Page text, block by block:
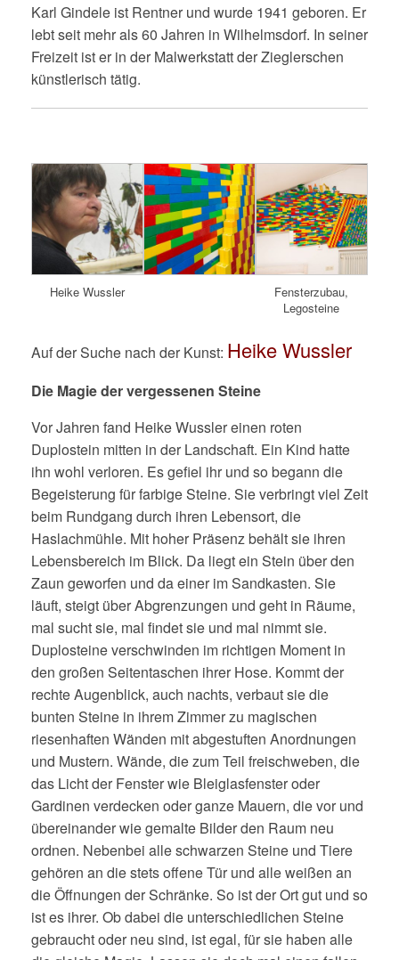
Karl Gindele ist Rentner und wurde 1941 geboren. Er
lebt seit mehr als 60 Jahren in Wilhelmsdorf. In seiner
Freizeit ist er in der Malwerkstatt der Zieglerschen
künstlerisch tätig.
Heike Wussler
Fensterzubau,
Legosteine
Auf der Suche nach der Kunst: Heike Wussler
Die Magie der vergessenen Steine
Vor Jahren fand Heike Wussler einen roten
Duplostein mitten in der Landschaft. Ein Kind hatte
ihn wohl verloren. Es gefiel ihr und so begann die
Begeisterung für farbige Steine. Sie verbringt viel Zeit
beim Rundgang durch ihren Lebensort, die
Haslachmühle. Mit hoher Präsenz behält sie ihren
Lebensbereich im Blick. Da liegt ein Stein über den
Zaun geworfen und da einer im Sandkasten. Sie
läuft, steigt über Abgrenzungen und geht in Räume,
mal sucht sie, mal findet sie und mal nimmt sie.
Duplosteine verschwinden im richtigen Moment in
den großen Seitentaschen ihrer Hose. Kommt der
rechte Augenblick, auch nachts, verbaut sie die
bunten Steine in ihrem Zimmer zu magischen
riesenhaften Wänden mit abgestuften Anordnungen
und Mustern. Wände, die zum Teil freischweben, die
das Licht der Fenster wie Bleiglasfenster oder
Gardinen verdecken oder ganze Mauern, die vor und
übereinander wie gemalte Bilder den Raum neu
ordnen. Nebenbei alle schwarzen Steine und Tiere
gehören an die stets offene Tür und alle weißen an
die Öffnungen der Schränke. So ist der Ort gut und so
ist es ihrer. Ob dabei die unterschiedlichen Steine
gebraucht oder neu sind, ist egal, für sie haben alle